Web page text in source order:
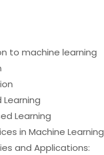
to machine learning
Learning
Learning
in Machine Learning
and Applications: